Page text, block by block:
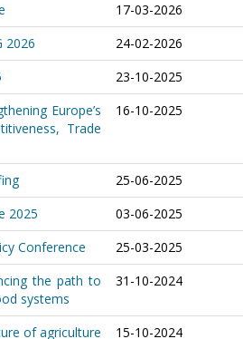
17-03-2026
2026
24-02-2026
23-10-2025
Europe’s
Trade
16-10-2025
25-06-2025
2025
03-06-2025
Conference
25-03-2025
the path to
systems
31-10-2024
of agriculture
15-10-2024